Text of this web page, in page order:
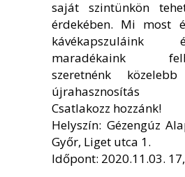
saját szintünkön
érdekében. Mi most
maradékaink
szeretnénk
újrahasznosítás
Csatlakozz hozzánk!
Helyszín: Gézengúz
Győr, Liget utca 1.
Időpont: 2020.11.03.